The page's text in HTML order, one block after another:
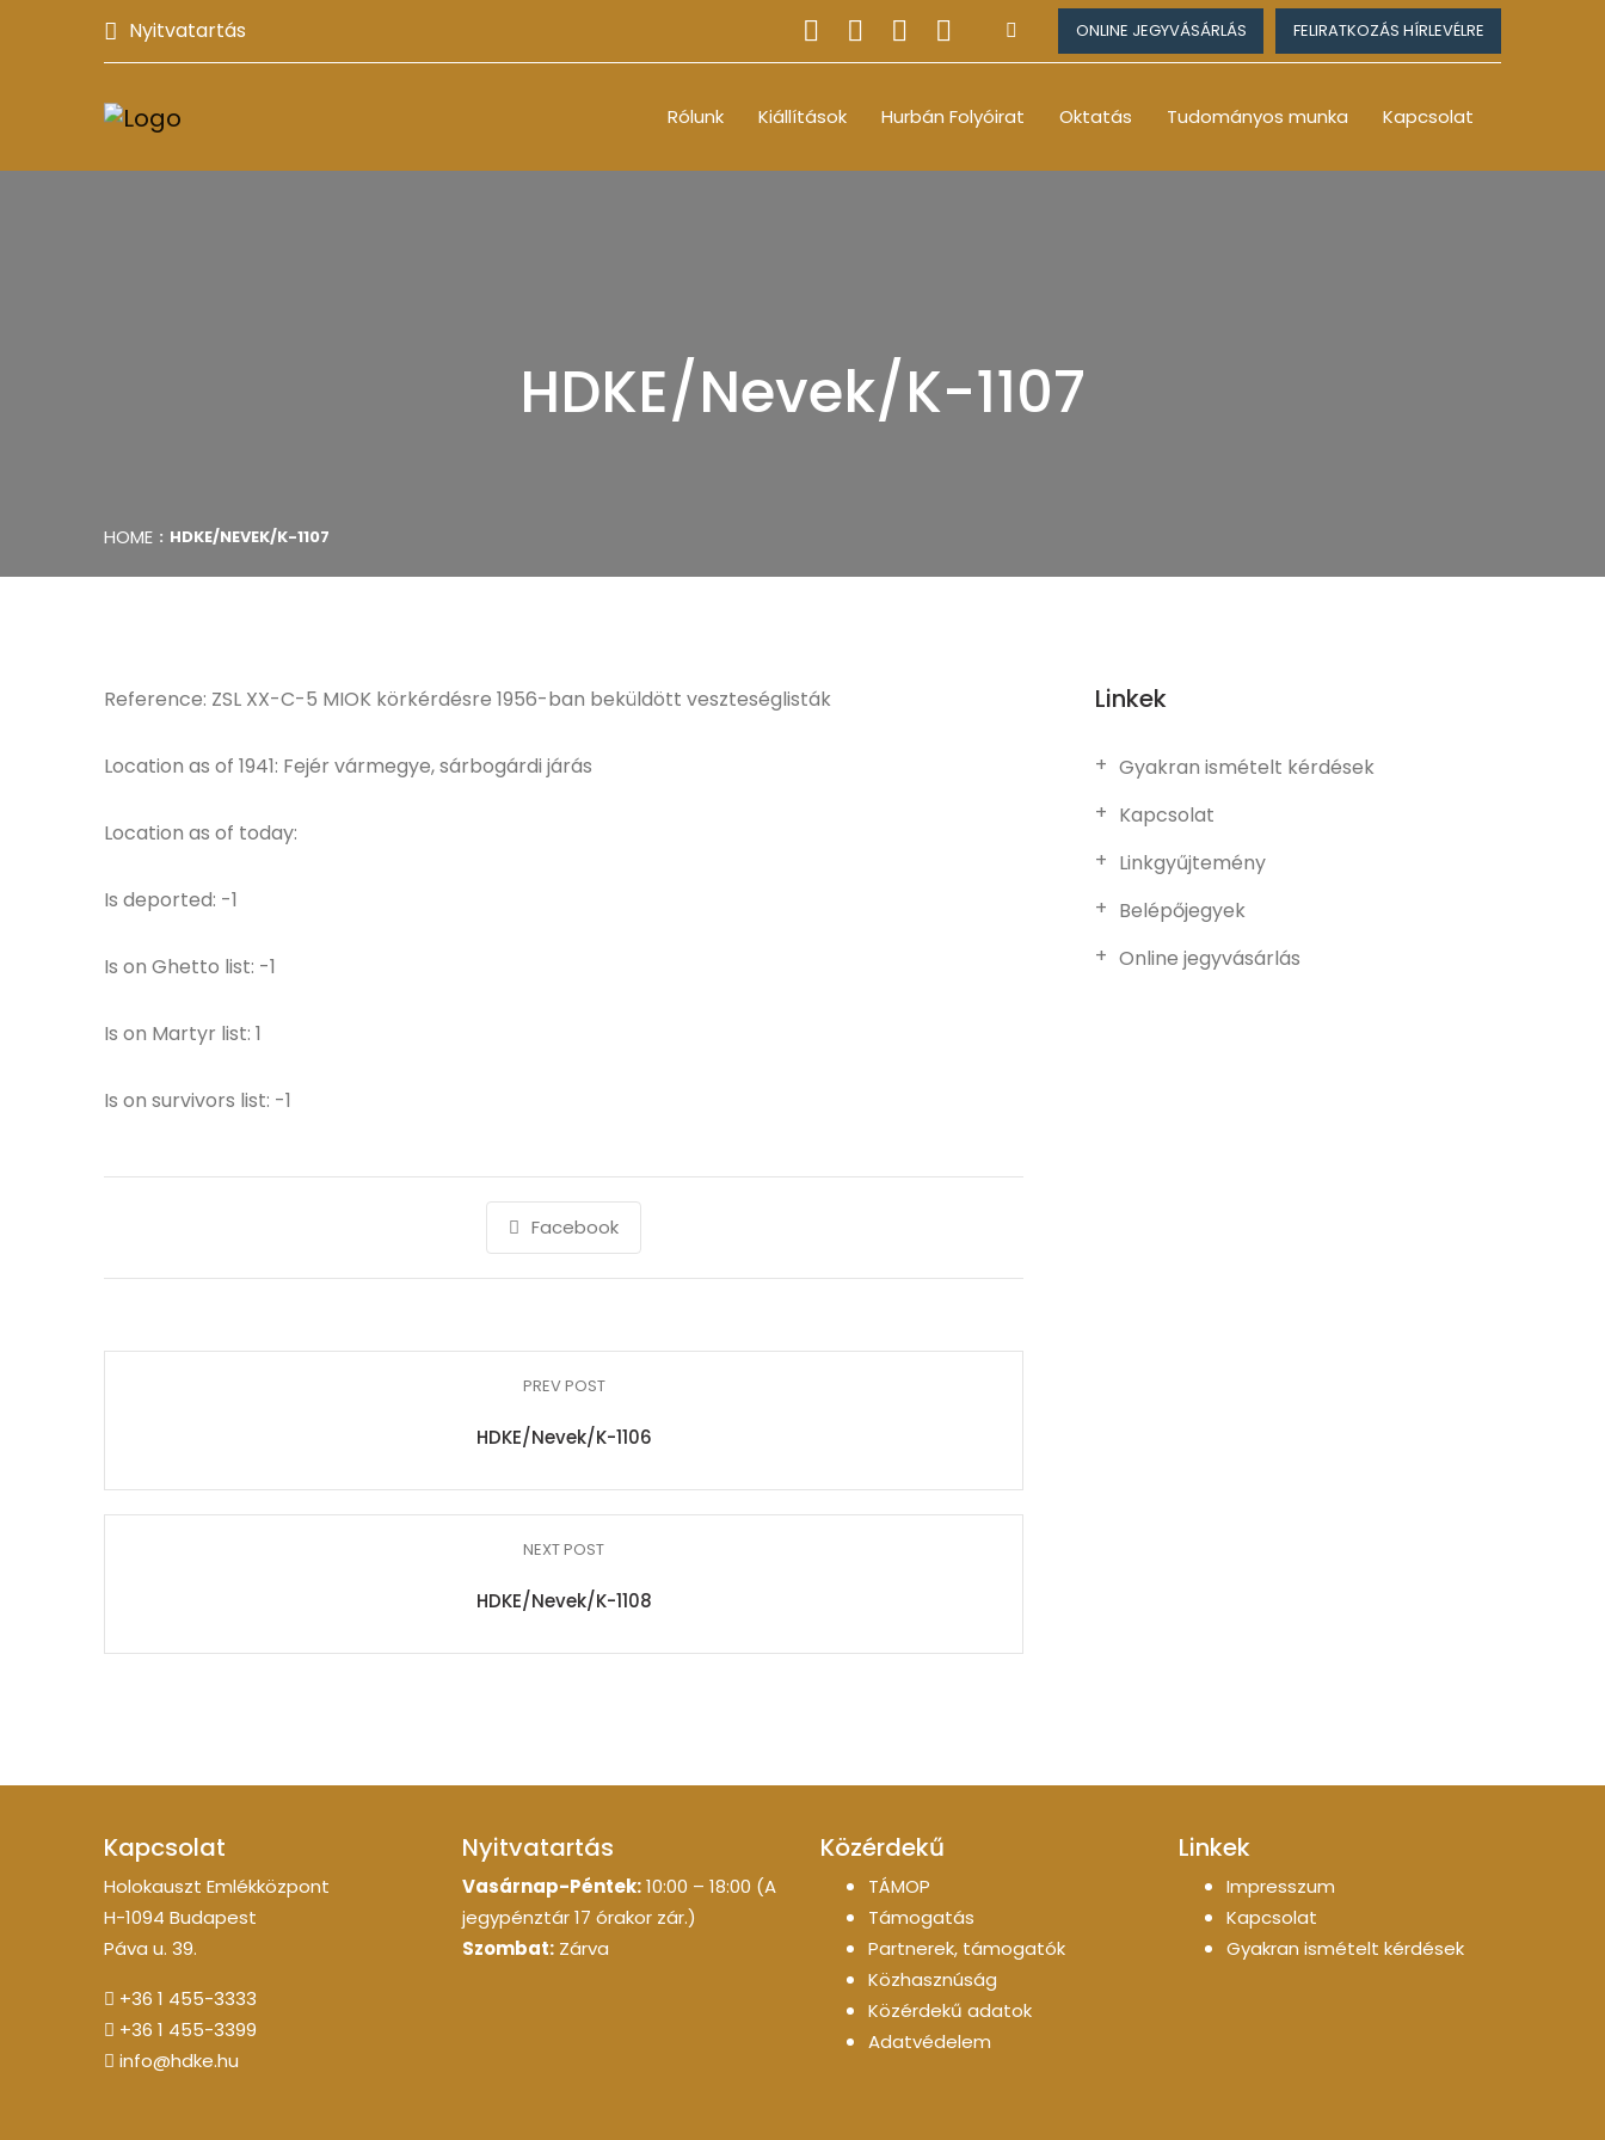
Nyitvatartás ONLINE JEGYVÁSÁRLÁS FELIRATKOZÁS HÍRLEVÉLRE
Rólunk Kiállítások Hurbán Folyóirat Oktatás Tudományos munka Kapcsolat
HDKE/Nevek/K-1107
HOME HDKE/NEVEK/K-1107
Reference: ZSL XX-C-5 MIOK körkérdésre 1956-ban beküldött veszteséglisták
Location as of 1941: Fejér vármegye, sárbogárdi járás
Location as of today:
Is deported: -1
Is on Ghetto list: -1
Is on Martyr list: 1
Is on survivors list: -1
Facebook
PREV POST
HDKE/Nevek/K-1106
NEXT POST
HDKE/Nevek/K-1108
Linkek
Gyakran ismételt kérdések
Kapcsolat
Linkgyűjtemény
Belépőjegyek
Online jegyvásárlás
Kapcsolat
Holokauszt Emlékközpont
H-1094 Budapest
Páva u. 39.
+36 1 455-3333
+36 1 455-3399
info@hdke.hu
Nyitvatartás
Vasárnap-Péntek:10:00 – 18:00 (A
jegypénztár 17 órakor zár.)
Szombat: Zárva
Közérdekű
TÁMOP
Támogatás
Partnerek, támogatók
Közhasznúság
Közérdekű adatok
Adatvédelem
Linkek
Impresszum
Kapcsolat
Gyakran ismételt kérdések